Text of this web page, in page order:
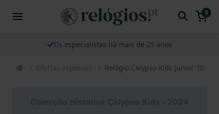
0
Os especialistas há mais de 25 anos
Ofertas especiais Relógio Calypso Kids Junior 10-15